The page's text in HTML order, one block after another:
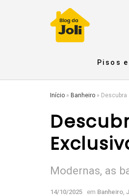
Pisos
Início » Banheiro »
Modernas, as
14/10/2025 em Banheiro